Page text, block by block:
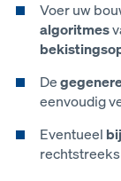
Voer uw
algoritmes
De
eenvoudig
Eventueel